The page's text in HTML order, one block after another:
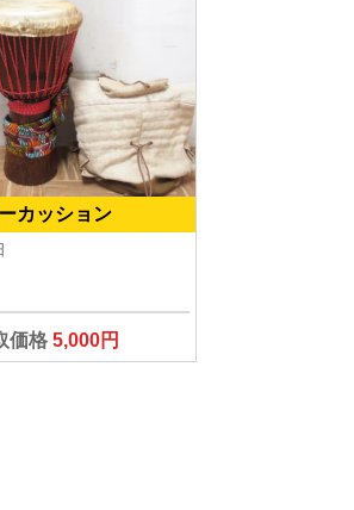
カッション
価格5,000円